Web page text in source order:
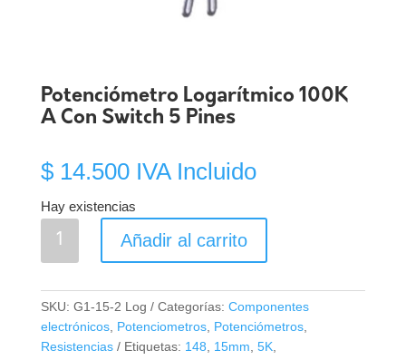
Potenciómetro Logarítmico 100K
A Con Switch 5 Pines
$14.500 IVA Incluido
Hay existencias
Potenciómetro
Con
Switch
Añadir al carrito
SKU: G1-15-2 Log Categorías: Componentes
electrónicos, Potenciometros, Potenciómetros,
Resistencias
Etiquetas: 148, 15mm, 5K,